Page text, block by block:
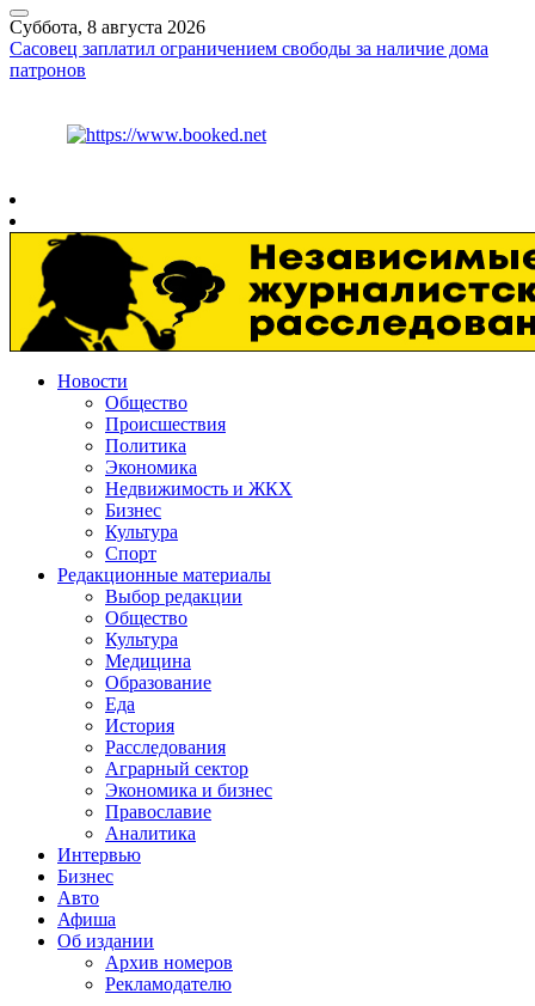
Суббота, 8 августа 2026
Сасовец заплатил ограничением свободы за наличие дома
патронов
Новости
Общество
Происшествия
Политика
Экономика
Недвижимость и ЖКХ
Бизнес
Культура
Спорт
Редакционные материалы
Выбор редакции
Общество
Культура
Медицина
Образование
Еда
История
Расследования
Аграрный сектор
Экономика и бизнес
Православие
Аналитика
Интервью
Бизнес
Авто
Афиша
Об издании
Архив номеров
Рекламодателю